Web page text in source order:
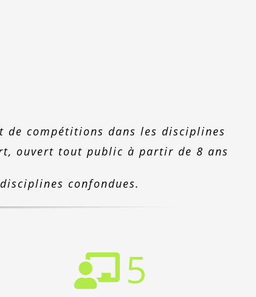
compétitions dans les disciplines
ouvert tout public à partir de 8 ans
confondues.
5